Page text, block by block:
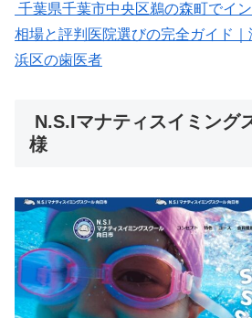
千葉県千葉市中央区鵜の森町でイ
相場と評判医院選びの完全ガイド
浜区の歯医者
N.S.Iマナティスイミング
様